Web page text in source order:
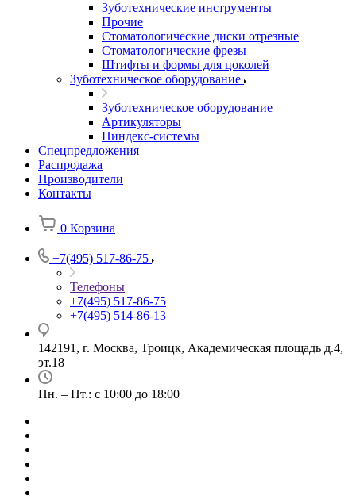
Зуботехнические инструменты
Прочие
Стоматологические диски отрезные
Стоматологические фрезы
Штифты и формы для цоколей
Зуботехническое оборудование
Зуботехническое оборудование
Артикуляторы
Пиндекс-системы
Спецпредложения
Распродажа
Производители
Контакты
0 Корзина
+7(495) 517-86-75
Телефоны
+7(495) 517-86-75
+7(495) 514-86-13
142191, г. Москва, Троицк, Академическая площадь д.4,
эт.18
Пн. – Пт.: с 10:00 до 18:00